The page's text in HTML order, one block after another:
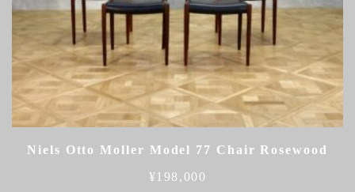
Niels Otto Moller Model 77 Chair Rosewood
¥198,000